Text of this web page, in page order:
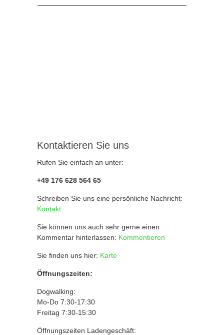
Kontaktieren Sie uns
Rufen Sie einfach an unter:
+49 176 628 564 65
Schreiben Sie uns eine persönliche Nachricht:
Kontakt
Sie können uns auch sehr gerne einen
Kommentar hinterlassen: Kommentieren
Sie finden uns hier: Karte
Öffnungszeiten:
Dogwalking:
Mo-Do 7:30-17:30
Freitag 7:30-15:30
Öffnungszeiten Ladengeschäft: